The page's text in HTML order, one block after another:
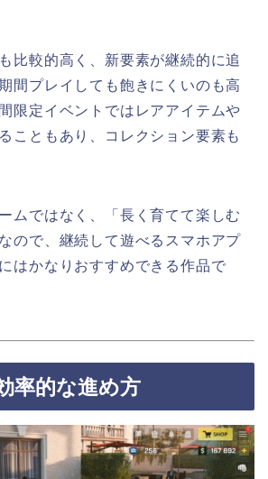
比較的高く、新要素が継続的に追
間プレイしても飽きにくいのも高
限定イベントではレアアイテムや
こともあり、コレクション要素も
ムではなく、「長く育てて楽しむ
ので、継続して遊べるスマホアプ
はかなりおすすめできる作品で
率的な進め方